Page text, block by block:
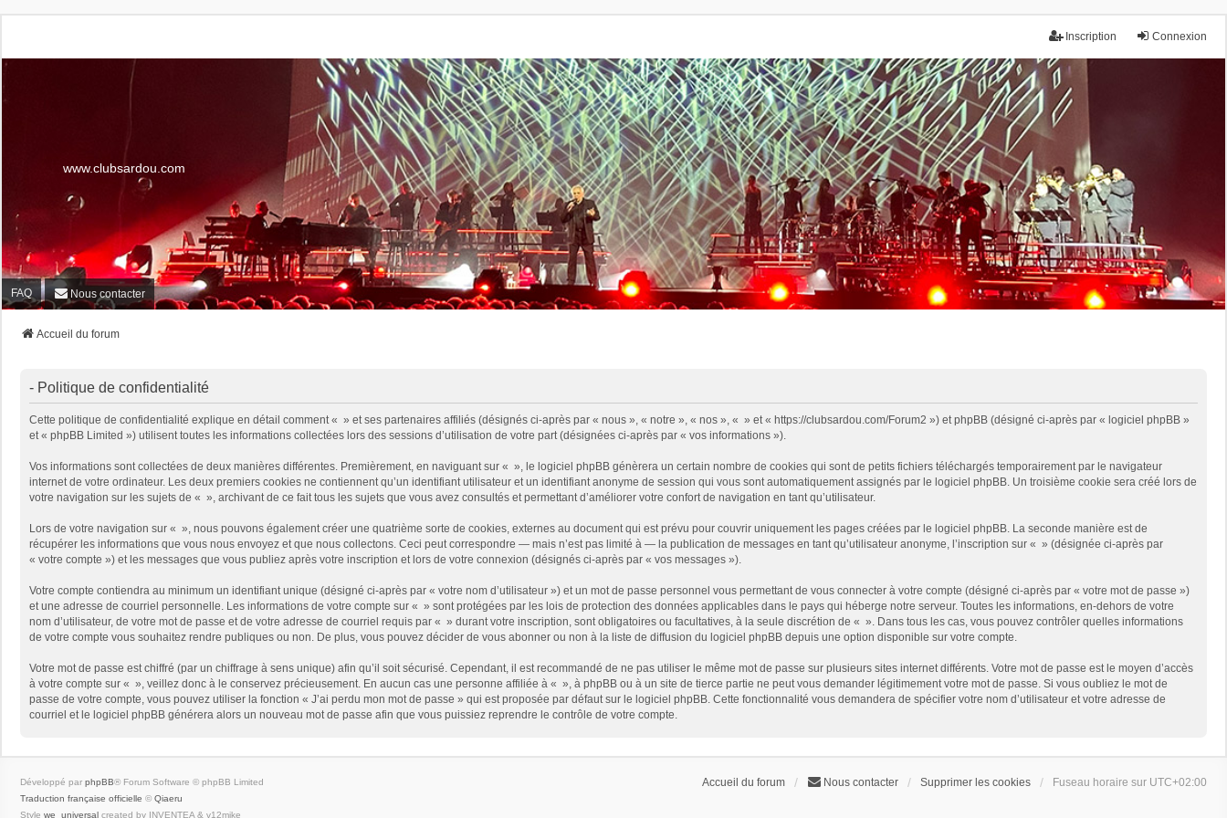
Connexion
Inscription
www.clubsardou.com
FAQ Nous contacter
Accueil du forum
- Politique de confidentialité
Cette politique de confidentialité explique en détail comment « » et ses partenaires affiliés (désignés ci-après par « nous », « notre », « nos », « » et « https://clubsardou.com/Forum2 ») et phpBB (désigné ci-après par « logiciel phpBB »
et « phpBB Limited ») utilisent toutes les informations collectées lors des sessions d’utilisation de votre part (désignées ci-après par « vos informations »).
Vos informations sont collectées de deux manières différentes. Premièrement, en naviguant sur « », le logiciel phpBB génèrera un certain nombre de cookies qui sont de petits fichiers téléchargés temporairement par le navigateur
internet de votre ordinateur. Les deux premiers cookies ne contiennent qu’un identifiant utilisateur et un identifiant anonyme de session qui vous sont automatiquement assignés par le logiciel phpBB. Un troisième cookie sera créé lors de
votre navigation sur les sujets de « », archivant de ce fait tous les sujets que vous avez consultés et permettant d’améliorer votre confort de navigation en tant qu’utilisateur.
Lors de votre navigation sur « », nous pouvons également créer une quatrième sorte de cookies, externes au document qui est prévu pour couvrir uniquement les pages créées par le logiciel phpBB. La seconde manière est de
récupérer les informations que vous nous envoyez et que nous collectons. Ceci peut correspondre — mais n’est pas limité à — la publication de messages en tant qu’utilisateur anonyme, l’inscription sur « » (désignée ci-après par
« votre compte ») et les messages que vous publiez après votre inscription et lors de votre connexion (désignés ci-après par « vos messages »).
Votre compte contiendra au minimum un identifiant unique (désigné ci-après par « votre nom d’utilisateur ») et un mot de passe personnel vous permettant de vous connecter à votre compte (désigné ci-après par « votre mot de passe »)
et une adresse de courriel personnelle. Les informations de votre compte sur « » sont protégées par les lois de protection des données applicables dans le pays qui héberge notre serveur. Toutes les informations, en-dehors de votre
nom d’utilisateur, de votre mot de passe et de votre adresse de courriel requis par « » durant votre inscription, sont obligatoires ou facultatives, à la seule discrétion de « ». Dans tous les cas, vous pouvez contrôler quelles informations
de votre compte vous souhaitez rendre publiques ou non. De plus, vous pouvez décider de vous abonner ou non à la liste de diffusion du logiciel phpBB depuis une option disponible sur votre compte.
Votre mot de passe est chiffré (par un chiffrage à sens unique) afin qu’il soit sécurisé. Cependant, il est recommandé de ne pas utiliser le même mot de passe sur plusieurs sites internet différents. Votre mot de passe est le moyen d’accès
à votre compte sur « », veillez donc à le conservez précieusement. En aucun cas une personne affiliée à « », à phpBB ou à un site de tierce partie ne peut vous demander légitimement votre mot de passe. Si vous oubliez le mot de
passe de votre compte, vous pouvez utiliser la fonction « J’ai perdu mon mot de passe » qui est proposée par défaut sur le logiciel phpBB. Cette fonctionnalité vous demandera de spécifier votre nom d’utilisateur et votre adresse de
courriel et le logiciel phpBB générera alors un nouveau mot de passe afin que vous puissiez reprendre le contrôle de votre compte.
Accueil du forum Nous contacter Supprimer les cookies Fuseau horaire sur UTC+02:00
Développé par phpBB® Forum Software © phpBB Limited
Traduction française officielle © Qiaeru
Style we_universal created by INVENTEA & v12mike